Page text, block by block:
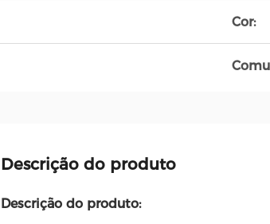
Cor:
Descrição do produto
Descrição do produto: